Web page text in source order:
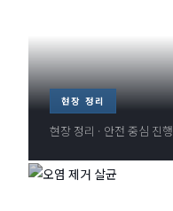
현장 정리
현장 정리 · 안전 중심 진행